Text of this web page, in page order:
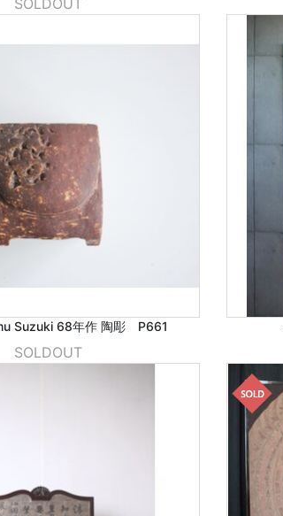
Suzuki 68年作 陶彫 P661
SOLDOUT